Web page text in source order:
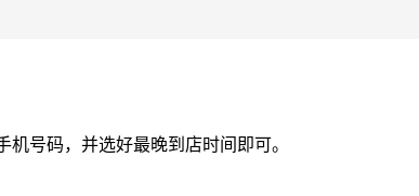
号码，并选好最晚到店时间即可。